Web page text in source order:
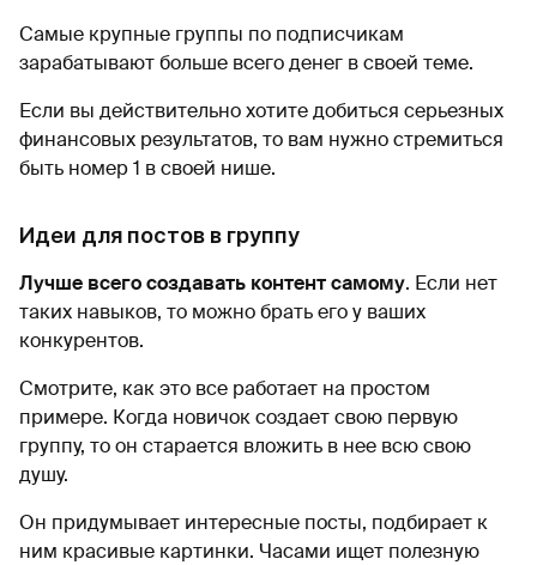
Самые крупные группы по подписчикам
зарабатывают больше всего денег в своей теме.
Если вы действительно хотите добиться серьезных
финансовых результатов, то вам нужно стремиться
быть номер 1 в своей нише.
Идеи для постов в группу
Лучше всего создавать контент самому. Если нет
таких навыков, то можно брать его у ваших
конкурентов.
Смотрите, как это все работает на простом
примере. Когда новичок создает свою первую
группу, то он старается вложить в нее всю свою
душу.
Он придумывает интересные посты, подбирает к
ним красивые картинки. Часами ищет полезную